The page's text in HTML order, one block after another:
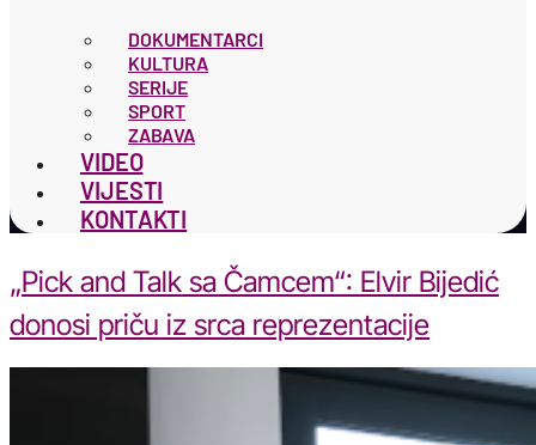
DOKUMENTARCI
KULTURA
SERIJE
SPORT
ZABAVA
VIDEO
VIJESTI
KONTAKTI
„Pick and Talk sa Čamcem“: Elvir Bijedić
donosi priču iz srca reprezentacije